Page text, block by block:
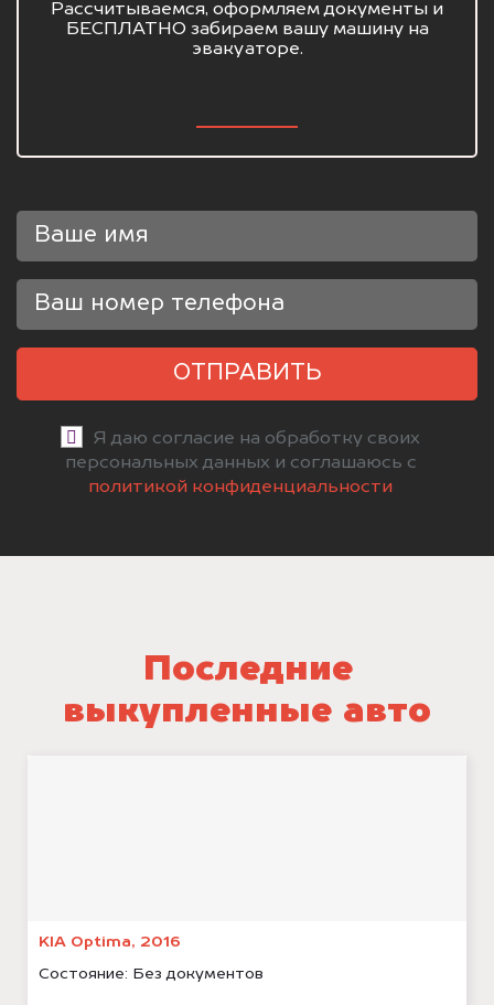
Рассчитываемся, оформляем документы и
БЕСПЛАТНО забираем вашу машину на
эвакуаторе.
ОТПРАВИТЬ
Я даю согласие на обработку своих
персональных данных и соглашаюсь с
политикой конфиденциальности
Последние
выкупленные авто
KIA Optima, 2016
Состояние: Без документов